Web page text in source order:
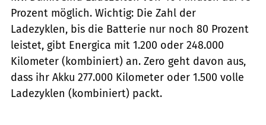
Prozent möglich. Wichtig: Die Zahl der
Ladezyklen, bis die Batterie nur noch 80 Prozent
leistet, gibt Energica mit 1.200 oder 248.000
Kilometer (kombiniert) an. Zero geht davon aus,
dass ihr Akku 277.000 Kilometer oder 1.500 volle
Ladezyklen (kombiniert) packt.